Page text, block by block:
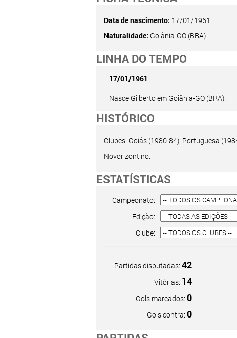
Data de nascimento: 17/01/1961
Naturalidade: Goiânia-GO (BRA)
LINHA DO TEMPO
17/01/1961
Nasce Gilberto em Goiânia-GO (BRA).
HISTÓRICO
Clubes: Goiás (1980-84); Portuguesa
Novorizontino.
ESTATÍSTICAS
Campeonato:
Edição:
Clube:
Partidas disputadas: 42
Vitórias: 14
Gols marcados: 0
Gols contra: 0